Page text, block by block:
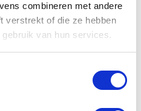
combineren met andere
verstrekt of die ze hebben
van hun services.